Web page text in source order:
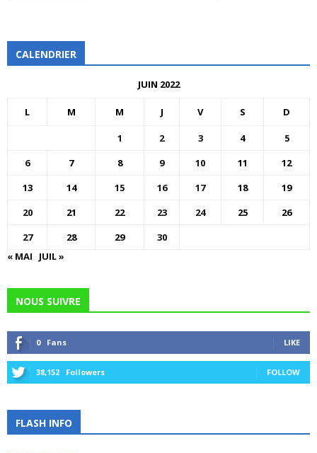
CALENDRIER
JUIN 2022
L M M J V S D
1 2 3 4
5
6
7 8 9 10 11
12
13
14 15 16 17 18
19
20
21 22 23 24 25
26
27
28 29
30
« MAI
JUIL »
NOUS SUIVRE
0 Fans LIKE
38,152 Followers FOLLOW
FLASH INFO